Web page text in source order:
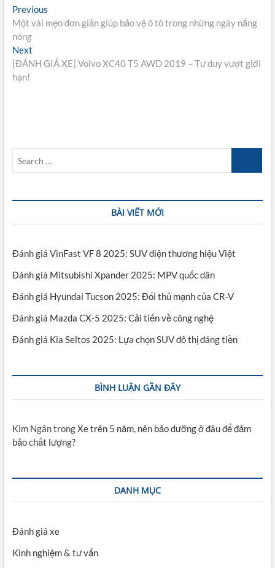
Điều
hướng
bài
viết
PreviousPrevious
post:
Một vài mẹo đơn giản giúp bảo vệ ô tô trong những ngày nắng
nóng
NextNext
post:
[ĐÁNH GIÁ XE] Volvo XC40 T5 AWD 2019 – Tư duy vượt giới
hạn!
BÀI VIẾT MỚI
Đánh giá VinFast VF 8 2025: SUV điện thương hiệu Việt
Đánh giá Mitsubishi Xpander 2025: MPV quốc dân
Đánh giá Hyundai Tucson 2025: Đối thủ mạnh của CR-V
Đánh giá Mazda CX-5 2025: Cải tiến về công nghệ
Đánh giá Kia Seltos 2025: Lựa chọn SUV đô thị đáng tiền
BÌNH LUẬN GẦN ĐÂY
Kim NgântrongXe trên 5 năm, nên bảo dưỡng ở đâu để đảm
bảo chất lượng?
DANH MỤC
Đánh giá xe
Kinh nghiệm & tư vấn